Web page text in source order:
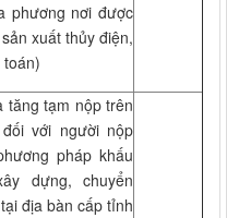
phương nơi được
xuất thủy điện,
tăng tạm nộp trên
với người nộp
pháp khấu
dựng, chuyển
địa bàn cấp tỉnh